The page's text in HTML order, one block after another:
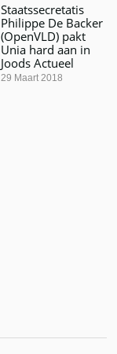
Staatssecretatis
Philippe De Backer
(OpenVLD) pakt
Unia hard aan in
Joods Actueel
29 Maart 2018